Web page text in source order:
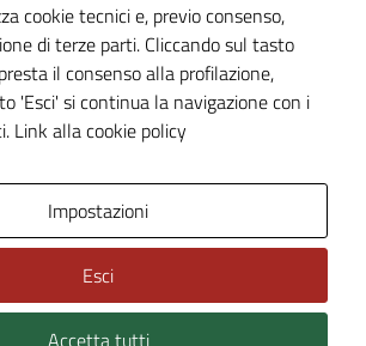
del sito
cookie tecnici e, previo consenso,
di terze parti. Cliccando sul tasto
il consenso alla profilazione,
'Esci' si continua la navigazione con i
Link alla cookie policy
Impostazioni
Esci
Accetta tutti